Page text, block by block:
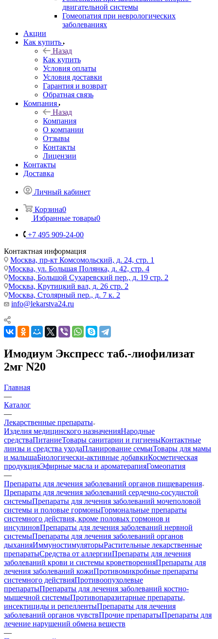
двигательной системы
Гомеопатия при неврологических
заболеваниях
Акции
Как купить
Назад
Как купить
Условия оплаты
Условия доставки
Гарантия и возврат
Обратная связь
Компания
Назад
Компания
О компании
Отзывы
Контакты
Лицензии
Контакты
Доставка
Личный кабинет
Корзина0
Избранные товары0
+7 495 909-24-00
Контактная информация
Москва, пр-кт Комсомольский, д. 24, стр. 1
Москва, ул. Большая Полянка, д. 42, стр. 4
Москва, Большой Сухаревский пер., д. 19 стр. 2
Москва, Крутицкий вал, д. 26 стр. 2
Москва, Столярный пер., д. 7 к. 2
info@lekarstva24.ru
Имодиум Экспресс таб.-лиофилизат
2мг N20
Главная
—
Каталог
—
Лекарственные препараты
Изделия медицинского назначенияНародные
средстваПитаниеТовары санитарии и гигиеныКонтактные
линзы и средства уходаПланирование семьиТовары для мамы
и малышаБиологически-активные добавкиКосметическая
продукцияЭфирные масла и ароматерапияГомеопатия
—
Препараты для лечения заболеваний органов пищеварения
Препараты для лечения заболеваний сердечно-сосудистой
системыПрепараты для лечения заболеваний мочеполовой
системы и половые гормоныГормональные препараты
системного действия, кроме половых гормонов и
инсулиновПрепараты для лечения заболеваний нервной
системыПрепараты для лечения заболеваний органов
дыханияИммуностимуляторыРастительные лекарственные
препаратыСредства от аллергииПрепараты для лечения
заболеваний крови и системы кроветворенияПрепараты для
лечения заболеваний кожиПротивомикробные препараты
системного действияПротивоопухолевые
препаратыПрепараты для лечения заболеваний костно-
мышечной системыПротивопаразитарные препараты,
инсектициды и репеллентыПрепараты для лечения
заболеваний органов чувствПрочие препаратыПрепараты для
лечение нарушений обмена веществ
—